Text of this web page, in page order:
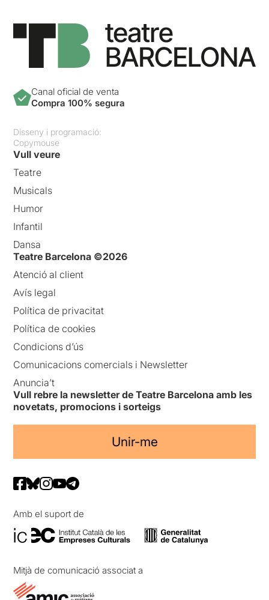
Canal oficial de venta
Compra 100% segura
Disseny i programació:
Copymouse
Vull veure
Teatre
Musicals
Humor
Infantil
Dansa
Teatre Barcelona ©2026
Atenció al client
Avís legal
Política de privacitat
Política de cookies
Condicions d’ús
Comunicacions comercials i Newsletter
Anuncia’t
Vull rebre la newsletter de Teatre Barcelona amb les
novetats, promocions i sorteigs
Unir-me
Amb el suport de
Mitjà de comunicació associat a